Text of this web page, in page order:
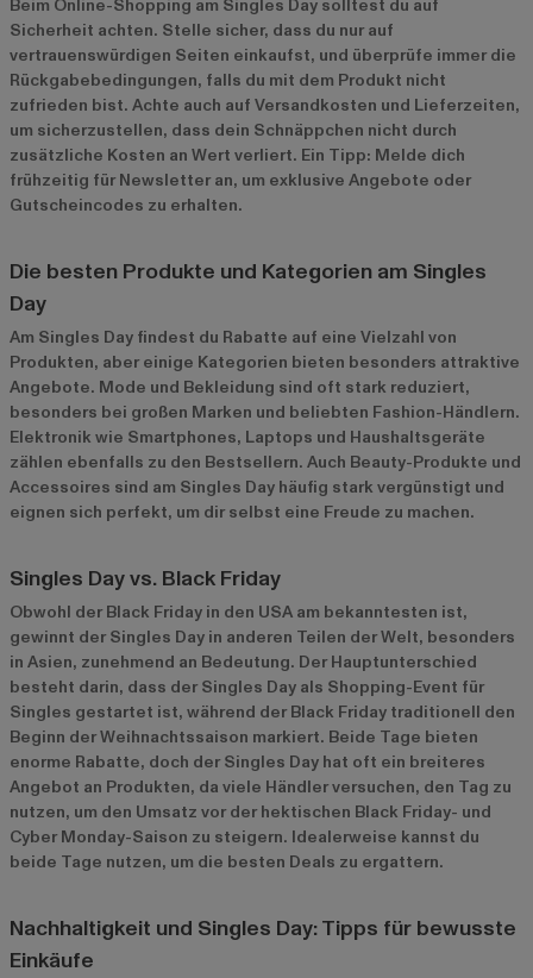
Beim Online-Shopping am Singles Day solltest du auf
Sicherheit achten. Stelle sicher, dass du nur auf
vertrauenswürdigen Seiten einkaufst, und überprüfe immer die
Rückgabebedingungen, falls du mit dem Produkt nicht
zufrieden bist. Achte auch auf Versandkosten und Lieferzeiten,
um sicherzustellen, dass dein Schnäppchen nicht durch
zusätzliche Kosten an Wert verliert. Ein Tipp: Melde dich
frühzeitig für Newsletter an, um exklusive Angebote oder
Gutscheincodes zu erhalten.
Die besten Produkte und Kategorien am Singles
Day
Am Singles Day findest du Rabatte auf eine Vielzahl von
Produkten, aber einige Kategorien bieten besonders attraktive
Angebote. Mode und Bekleidung sind oft stark reduziert,
besonders bei großen Marken und beliebten Fashion-Händlern.
Elektronik wie Smartphones, Laptops und Haushaltsgeräte
zählen ebenfalls zu den Bestsellern. Auch Beauty-Produkte und
Accessoires sind am Singles Day häufig stark vergünstigt und
eignen sich perfekt, um dir selbst eine Freude zu machen.
Singles Day vs. Black Friday
Obwohl der Black Friday in den USA am bekanntesten ist,
gewinnt der Singles Day in anderen Teilen der Welt, besonders
in Asien, zunehmend an Bedeutung. Der Hauptunterschied
besteht darin, dass der Singles Day als Shopping-Event für
Singles gestartet ist, während der Black Friday traditionell den
Beginn der Weihnachtssaison markiert. Beide Tage bieten
enorme Rabatte, doch der Singles Day hat oft ein breiteres
Angebot an Produkten, da viele Händler versuchen, den Tag zu
nutzen, um den Umsatz vor der hektischen Black Friday- und
Cyber Monday-Saison zu steigern. Idealerweise kannst du
beide Tage nutzen, um die besten Deals zu ergattern.
Nachhaltigkeit und Singles Day: Tipps für bewusste
Einkäufe